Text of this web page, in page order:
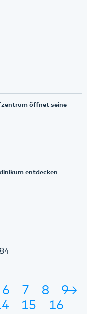
öffnet seine
entdecken
6 7 8
9
15
16
→